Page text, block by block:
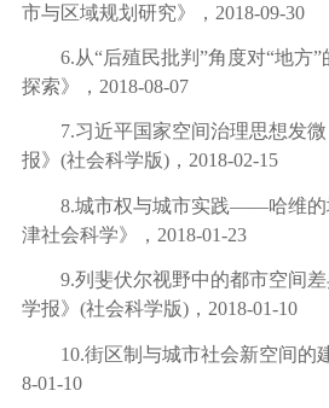
市与区域规划研究》， 2018-09-30
6.从“后殖民批判 ”角度对“地方”
探索》， 2018-08-07
7.习近平国家空间治理思想发
报》 (社会科学版)， 2018-02-15
8.城市权与城市实践——哈维
津社会科学》， 2018-01-23
9.列斐伏尔视野中的都市空间
学报》 (社会科学版)， 2018-01-10
10.街区制与城市社会新空间的
8-01-10